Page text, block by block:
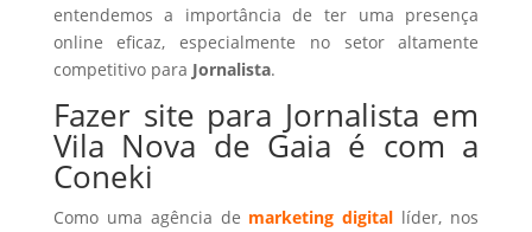
entendemos a importância de ter uma presença
online eficaz, especialmente no setor altamente
competitivo para Jornalista.
Fazer site para Jornalista em
Vila Nova de Gaia é com a
Coneki
Como uma agência de marketing digital líder, nos